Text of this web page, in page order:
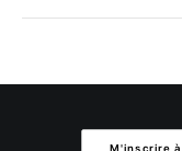
M'inscrire